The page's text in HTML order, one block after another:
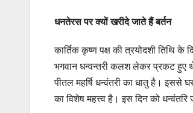
धनतेरस पर क्यों खरीदे जाते हैं बर्तन
कार्तिक कृष्ण पक्ष की त्रयोदशी तिथि
भगवान धन्वन्तरी कलश लेकर प्रकट हुए थे
पीतल महर्षि धन्वंतरी का धातु है। इससे
का विशेष महत्त्व है। इस दिन को